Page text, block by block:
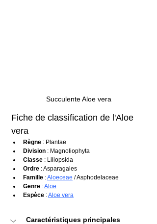
Succulente Aloe vera
Fiche de classification de l'Aloe
vera
Règne : Plantae
Division : Magnoliophyta
Classe : Liliopsida
Ordre : Asparagales
Famille : Aloeceae / Asphodelaceae
Genre : Aloe
Espèce : Aloe vera
Caractéristiques principales